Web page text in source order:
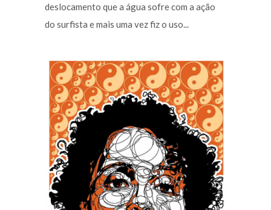
deslocamento que a água sofre com a ação
do surfista e mais uma vez fiz o uso...